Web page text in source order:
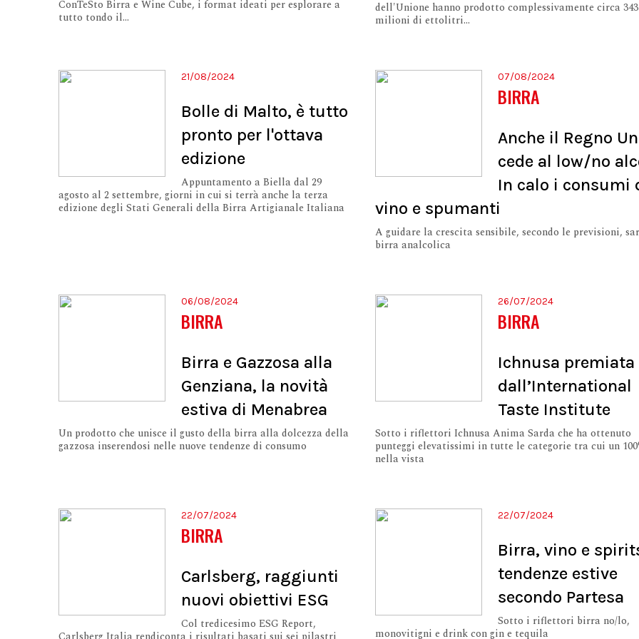
ConTeSto Birra e Wine Cube, i format ideati per esplorare a
tutto tondo il...
dell'Unione hanno prodotto complessivamente circa 343
milioni di ettolitri...
21/08/2024
Bolle di Malto, è tutto
pronto per l'ottava
edizione
Appuntamento a Biella dal 29
agosto al 2 settembre, giorni in cui si terrà anche la terza
edizione degli Stati Generali della Birra Artigianale Italiana
07/08/2024
BIRRA
Anche il Regno
cede al low/no
In calo i consumi
vino e spumanti
A guidare la crescita sensibile, secondo le previsioni,
birra analcolica
06/08/2024
BIRRA
Birra e Gazzosa alla
Genziana, la novità
estiva di Menabrea
Un prodotto che unisce il gusto della birra alla dolcezza della
gazzosa inserendosi nelle nuove tendenze di consumo
26/07/2024
BIRRA
Ichnusa premiata
dall’International
Taste Institute
Sotto i riflettori Ichnusa Anima Sarda che ha ottenuto
punteggi elevatissimi in tutte le categorie tra cui un
nella vista
22/07/2024
BIRRA
Carlsberg, raggiunti
nuovi obiettivi ESG
Col tredicesimo ESG Report,
22/07/2024
Birra, vino e
tendenze estive
secondo Partesa
Sotto i riflettori birra no/lo,
monovitigni e drink con gin e tequila